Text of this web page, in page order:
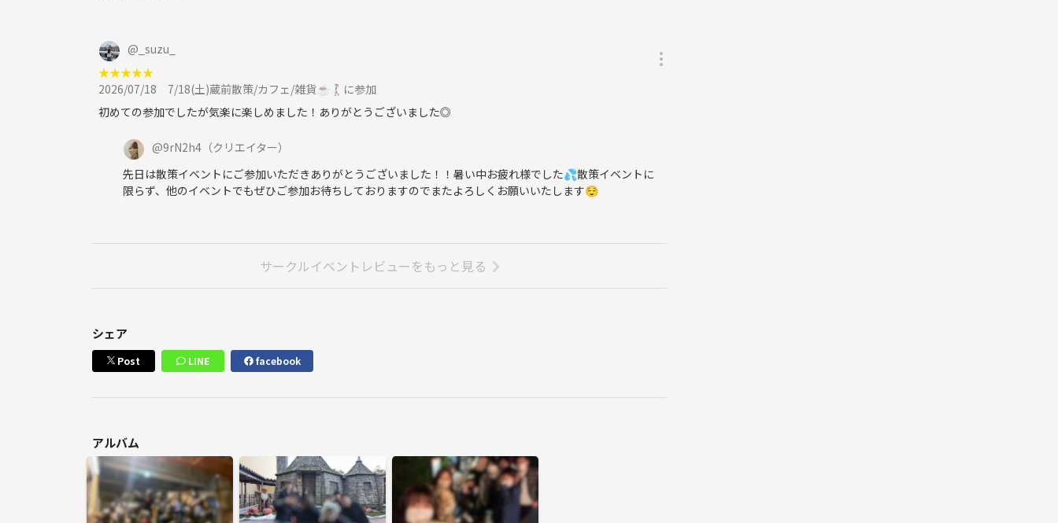
@ _suzu_
★★★★★
2026/07/18
7/18(土)蔵前散策/カフェ/雑貨☕️🚶‍♀️に参加
初めての参加でしたが気楽に楽しめました！ありがとうございました◎
@9rN2h4 （クリエイター）
先日は散策イベントにご参加いただきありがとうございました！！暑い中お疲れ様でした💦散策イベントに
限らず、他のイベントでもぜひご参加お待ちしておりますのでまたよろしくお願いいたします😌
サークルイベントレビューをもっと見る
シェア
Post LINE facebook
アルバム